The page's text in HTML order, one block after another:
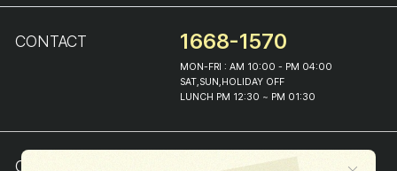
CONTACT 1668-1570
MON-FRI : AM 10:00 - PM 04:00
SAT,SUN,HOLIDAY OFF
LUNCH PM 12:30 ~ PM 01:30
COMPANY INFO